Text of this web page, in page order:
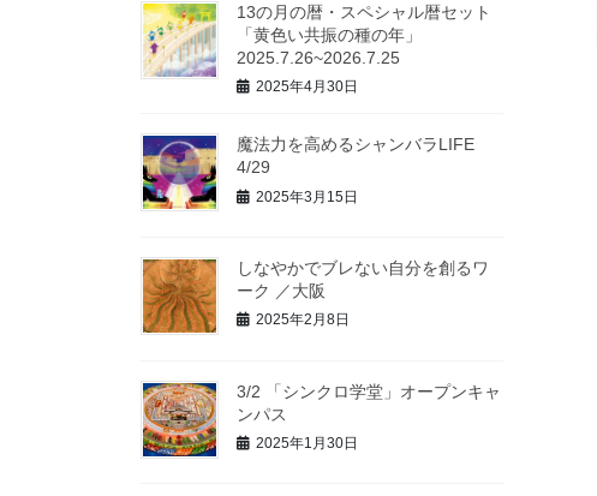
13の月の暦・スペシャル暦セット
「黄色い共振の種の年」
2025.7.26~2026.7.25
2025年4月30日
魔法力を高めるシャンバラLIFE
4/29
2025年3月15日
しなやかでブレない自分を創るワ
ーク ／大阪
2025年2月8日
3/2 「シンクロ学堂」オープンキャ
ンパス
2025年1月30日